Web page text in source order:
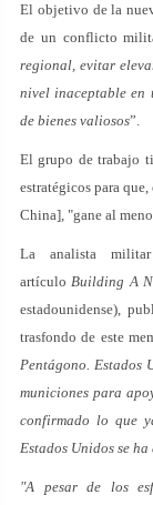
El objetivo de la
de un conflicto
regional, evitar
nivel inaceptable en
de bienes valiosos”.
El grupo de trabajo
estratégicos para
China], "gane al
La analista
artículoBuilding A
estadounidense),
trasfondo de este
Pentágono. Estados
municiones para
confirmado lo que
Estados Unidos se
"A pesar de los